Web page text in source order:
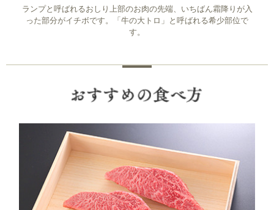
ランプと呼ばれるおしり上部のお肉の先端、いちばん霜降りが入
った部分がイチボです。「牛の大トロ」と呼ばれる希少部位で
す。